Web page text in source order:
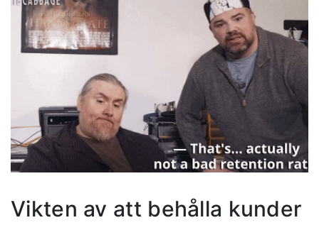
Vikten av att behålla kunder